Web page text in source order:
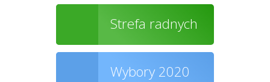
Strefa radnych
Wybory 2020